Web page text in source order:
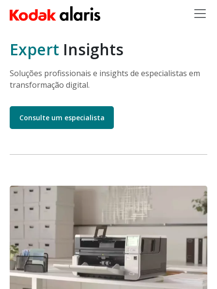
Skip to main content
Expert Insights
Soluções profissionais e insights de especialistas em
transformação digital.
Consulte um especialista